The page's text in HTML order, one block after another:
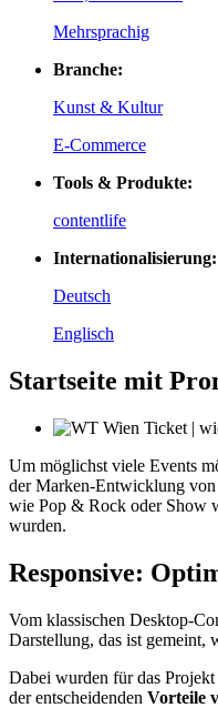
Mehrsprachig
Branche:
Kunst & Kultur
E-Commerce
Tools & Produkte:
contentlife
Internationalisierung:
Deutsch
Englisch
Startseite mit
Um möglichst viele Events
der Marken-Entwicklung von
wie Pop & Rock oder Show
wurden.
Responsive:
Vom klassischen Desktop-
Darstellung, das ist gemeint,
Dabei wurden für das
der entscheidenden Vorteile